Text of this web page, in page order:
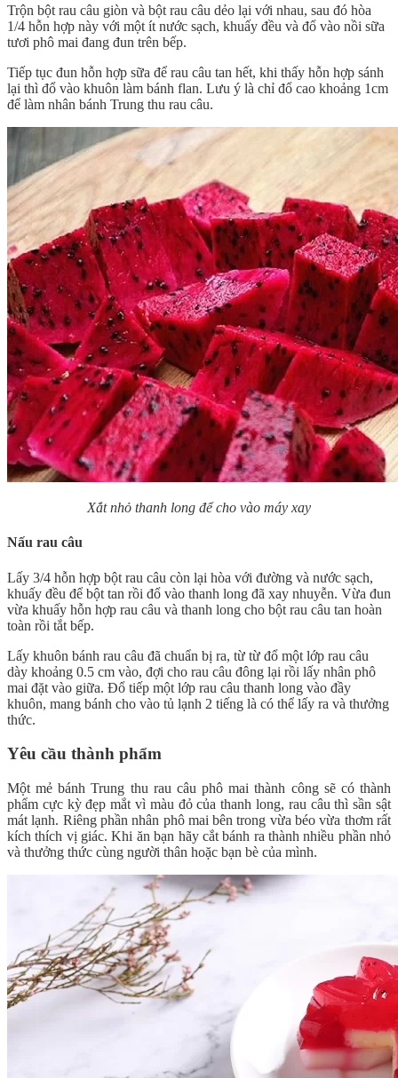
Trộn bột rau câu giòn và bột rau câu dẻo lại với nhau, sau đó hòa
1/4 hỗn hợp này với một ít nước sạch, khuấy đều và đổ vào nồi sữa
tươi phô mai đang đun trên bếp.
Tiếp tục đun hỗn hợp sữa để rau câu tan hết, khi thấy hỗn hợp sánh
lại thì đổ vào khuôn làm bánh flan. Lưu ý là chỉ đổ cao khoảng 1cm
để làm nhân bánh Trung thu rau câu.
Xắt nhỏ thanh long để cho vào máy xay
Nấu rau câu
Lấy 3/4 hỗn hợp bột rau câu còn lại hòa với đường và nước sạch,
khuấy đều để bột tan rồi đổ vào thanh long đã xay nhuyễn. Vừa đun
vừa khuấy hỗn hợp rau câu và thanh long cho bột rau câu tan hoàn
toàn rồi tắt bếp.
Lấy khuôn bánh rau câu đã chuẩn bị ra, từ từ đổ một lớp rau câu
dày khoảng 0.5 cm vào, đợi cho rau câu đông lại rồi lấy nhân phô
mai đặt vào giữa. Đổ tiếp một lớp rau câu thanh long vào đầy
khuôn, mang bánh cho vào tủ lạnh 2 tiếng là có thể lấy ra và thưởng
thức.
Yêu cầu thành phẩm
Một mẻ bánh Trung thu rau câu phô mai thành công sẽ có thành
phẩm cực kỳ đẹp mắt vì màu đỏ của thanh long, rau câu thì sần sật
mát lạnh. Riêng phần nhân phô mai bên trong vừa béo vừa thơm rất
kích thích vị giác. Khi ăn bạn hãy cắt bánh ra thành nhiều phần nhỏ
và thưởng thức cùng người thân hoặc bạn bè của mình.